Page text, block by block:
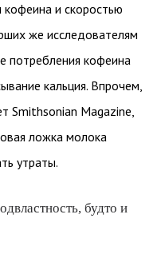
и скоростью
же исследователям
потребления кофеина
кальция. Впрочем,
Smithsonian Magazine,
ложка молока
утраты.
будто и